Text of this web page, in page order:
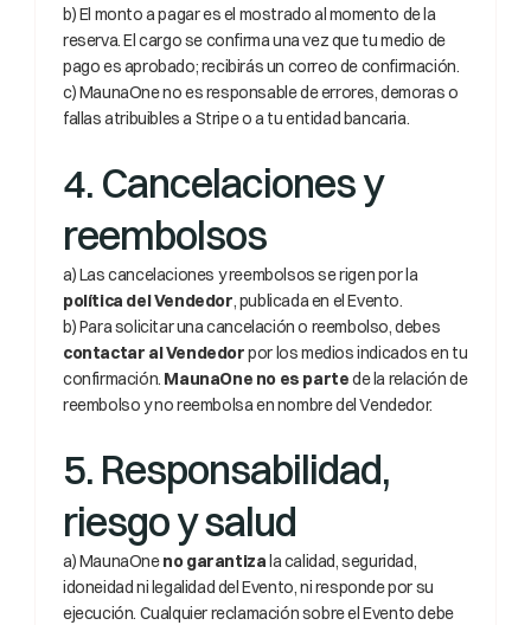
b) El monto a pagar es el mostrado al momento de la
reserva. El cargo se confirma una vez que tu medio de
pago es aprobado; recibirás un correo de confirmación.
c) MaunaOne no es responsable de errores, demoras o
fallas atribuibles a Stripe o a tu entidad bancaria.
4. Cancelaciones y
reembolsos
a) Las cancelaciones y reembolsos se rigen por la
política del Vendedor, publicada en el Evento.
contactar al Vendedor por los medios indicados en tu
confirmación. MaunaOne no es parte de la relación de
reembolso y no reembolsa en nombre del Vendedor.
5. Responsabilidad,
riesgo y salud
a) MaunaOne no garantiza la calidad, seguridad,
idoneidad ni legalidad del Evento, ni responde por su
ejecución. Cualquier reclamación sobre el Evento debe